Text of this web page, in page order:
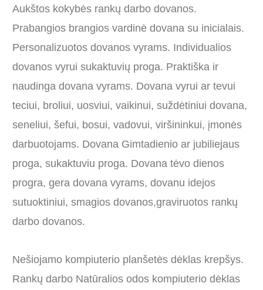
Aukštos kokybės rankų darbo dovanos.
Prabangios brangios vardinė dovana su inicialais.
Personalizuotos dovanos vyrams. Individualios
dovanos vyrui sukaktuvių proga. Praktiška ir
naudinga dovana vyrams. Dovana vyrui ar tevui
teciui, broliui, uosviui, vaikinui, suždėtiniui dovana,
seneliui, šefui, bosui, vadovui, viršininkui, įmonės
darbuotojams. Dovana Gimtadienio ar jubiliejaus
proga, sukaktuviu proga. Dovana tėvo dienos
progra, gera dovana vyrams, dovanu idejos
sutuoktiniui, smagios dovanos,graviruotos rankų
darbo dovanos.
Nešiojamo kompiuterio planšetės dėklas krepšys.
Rankų darbo Natūralios odos kompiuterio dėklas